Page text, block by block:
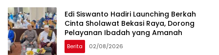
Edi Siswanto Hadiri Launching Berkah
Cinta Sholawat Bekasi Raya, Dorong
Pelayanan Ibadah yang Amanah
Berita 02/08/2026